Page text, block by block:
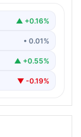
▲ +0.16%
• 0.01%
▲ +0.55%
▼ -0.19%